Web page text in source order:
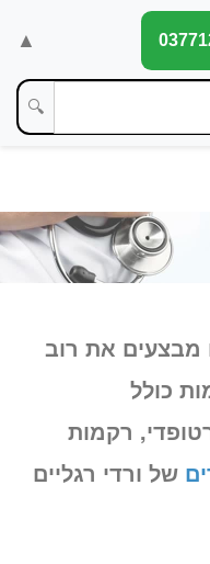
▲
🔍
מבצעים את רוב
כולל
רקמות
של ורדי רגליים